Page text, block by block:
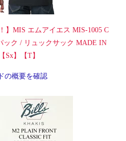
】MIS エムアイエス MIS-1005 C
ック / リュックサック MADE IN
Sx】【T】
の概要を確認